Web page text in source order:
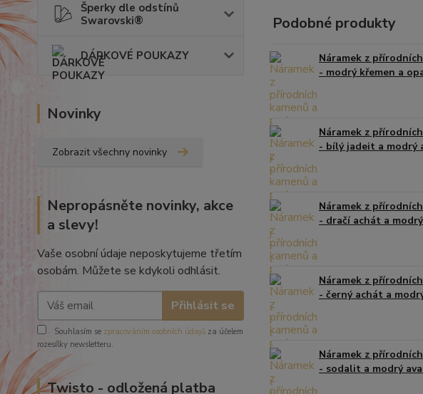
Šperky dle odstínů
Swarovski®
DÁRKOVÉ POUKAZY
Novinky
Zobrazit všechny novinky
Nepropásněte novinky, akce
a slevy!
Vaše osobní údaje neposkytujeme třetím
osobám. Můžete se kdykoli odhlásit.
Přihlásit se
Souhlasím se zpracováním osobních údajů za účelem
rozesílky newsletteru.
Twisto - odložená platba
Podobné produkty
Náramek z
- modrý křemen a
Náramek z
- bílý jadeit a modrý
Náramek z
- dračí achát a
Náramek z
- černý achát a
Náramek z
- sodalit a modrý